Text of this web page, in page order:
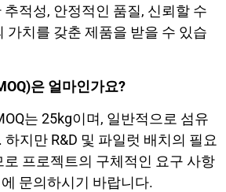
적성, 안정적인 품질, 신뢰할 수
가치를 갖춘 제품을 받을 수 있습
은 얼마인가요?
는 25kg이며, 일반적으로 섬유
지만 R&D 및 파일럿 배치의 필요
프로젝트의 구체적인 요구 사항
문의하시기 바랍니다.